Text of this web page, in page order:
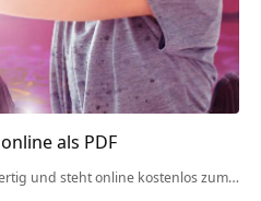
als PDF
und steht online kostenlos zum…